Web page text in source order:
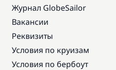
Журнал GlobeSailor
Вакансии
Реквизиты
Условия по круизам
Условия по бербоут